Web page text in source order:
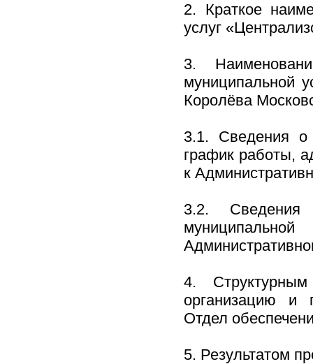
2. Краткое
услуг
3.
муниципальной
Королёва
3.1. Сведения о
график работы,
к
3.2. Сведения
4.
организацию и
Отдел
5. Результатом